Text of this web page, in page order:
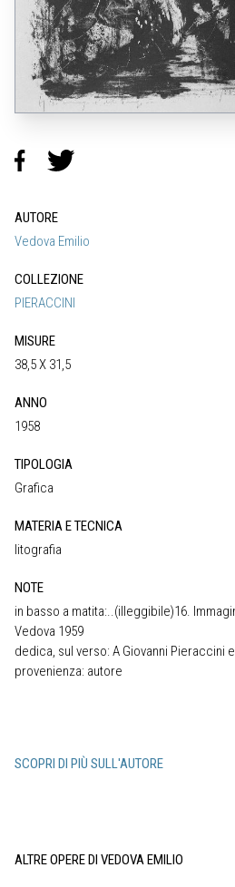
AUTORE
Vedova Emilio
COLLEZIONE
PIERACCINI
MISURE
38,5 X 31,5
ANNO
1958
TIPOLOGIA
Grafica
MATERIA E TECNICA
litografia
NOTE
in basso a matita:..(illeggibile)16.
Vedova 1959
dedica, sul verso: A Giovanni Pieraccini
provenienza: autore
SCOPRI DI PIÙ SULL'AUTORE
ALTRE OPERE DI VEDOVA EMILIO